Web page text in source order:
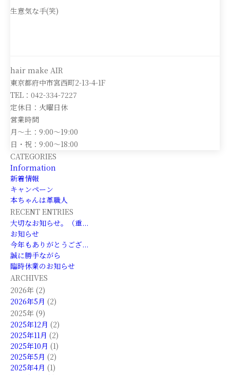
生意気な手(笑)
hair make AIR
東京都府中市宮西町2-13-4-1F
TEL：042-334-7227
定休日：火曜日休
営業時間
月～土：9:00～19:00
日・祝：9:00～18:00
CATEGORIES
Information
新着情報
キャンペーン
本ちゃんは革職人
RECENT ENTRIES
大切なお知らせ。（重...
お知らせ
今年もありがとうござ...
誠に勝手ながら
臨時休業のお知らせ
ARCHIVES
2026年 (2)
2026年5月 (2)
2025年 (9)
2025年12月 (2)
2025年11月 (2)
2025年10月 (1)
2025年5月 (2)
2025年4月 (1)